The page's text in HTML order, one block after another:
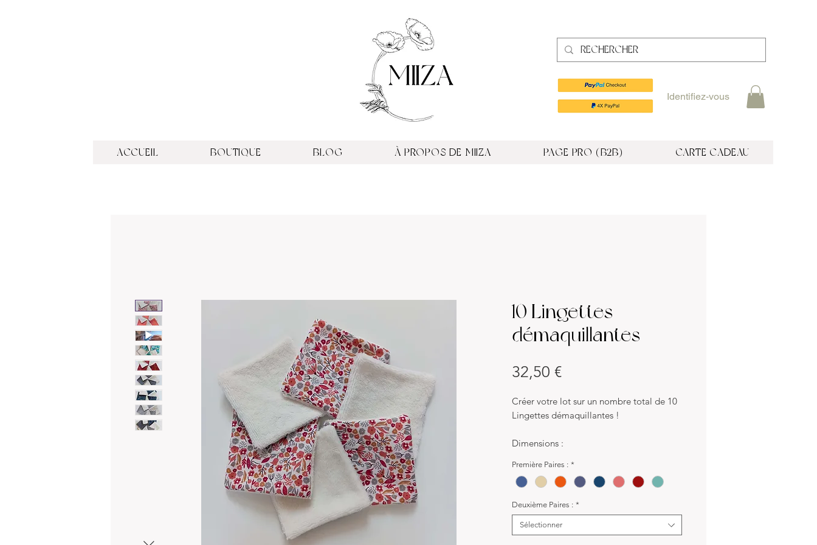
Identifiez-vous
ACCUEIL BOUTIQUE BLOG À PROPOS DE MIIZA PAGE PRO (B2B) CARTE CADEAU
10 Lingettes
démaquillantes
32,50 €Prix
Créer votre lot sur un nombre total de 10
Lingettes démaquillantes !
Dimensions :
Matériaux :
Une face 100% coton imprimé et une face
éponge de bambou.
Première Paires : *
Deuxième Paires : *
Sélectionner